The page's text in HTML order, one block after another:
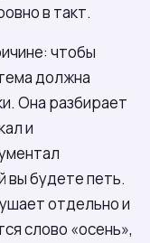
в такт.
чтобы
должна
Она разбирает
и
вы будете петь.
отдельно и
слово «осень»,